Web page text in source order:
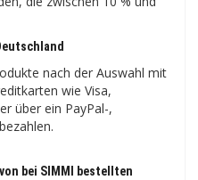
nach der Auswahl mit
wie Visa,
über ein PayPal-,
bei SIMMI bestellten